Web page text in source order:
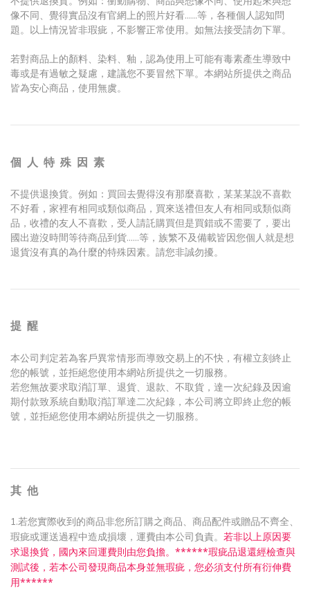
像不同、覺得實品沒有官網上的照片好看......等，各種個人認知問
題。以上情況皆非瑕疵，不影響正常使用。如無法接受請勿下單。
若對商品上的顏料、染料、釉，認為使用上可能有毒素產生導致中
毒或是有過敏之疑慮，建議您不要冒然下單。本網站所提供之商品
皆為安心商品，使用無虞。
個 人 特 殊 因 素
不提供退換貨。例如：買回去覺得沒有那麼喜歡，某某某說不喜歡
不好看，家裡有相同或類似商品，買來送禮但友人有相同或類似商
品，收禮的友人不喜歡，受人請託購買但是買錯或不需要了，要出
國出遊沒時間等待商品到貨......等，族繁不及備載皆因您個人就是想
退貨沒有真的為什麼的特殊因素。請您非誠勿擾。
提 醒
本公司判定若為客戶異常情形而導致交易上的不快，有權立刻終止
您的帳號，並拒絕您使用本網站所提供之一切服務。
若您無故要求取消訂單、退貨、退款、不取貨，達一次紀錄及因逾
期付款致系統自動取消訂單達二次紀錄，本公司將立即終止您的帳
號，並拒絕您使用本網站所提供之一切服務。
其 他
1.若您實際收到的商品非您所訂購之商品、商品配件或贈品不齊全、
瑕疵或運送過程中造成損壞，運費由本公司負責。 若非以上原因要
求退換貨，國內來回運費則由您負擔。 ******瑕疵品退還經檢查與
測試後，若本公司發現商品本身並無瑕疵，您必須支付所有衍伸費
用******